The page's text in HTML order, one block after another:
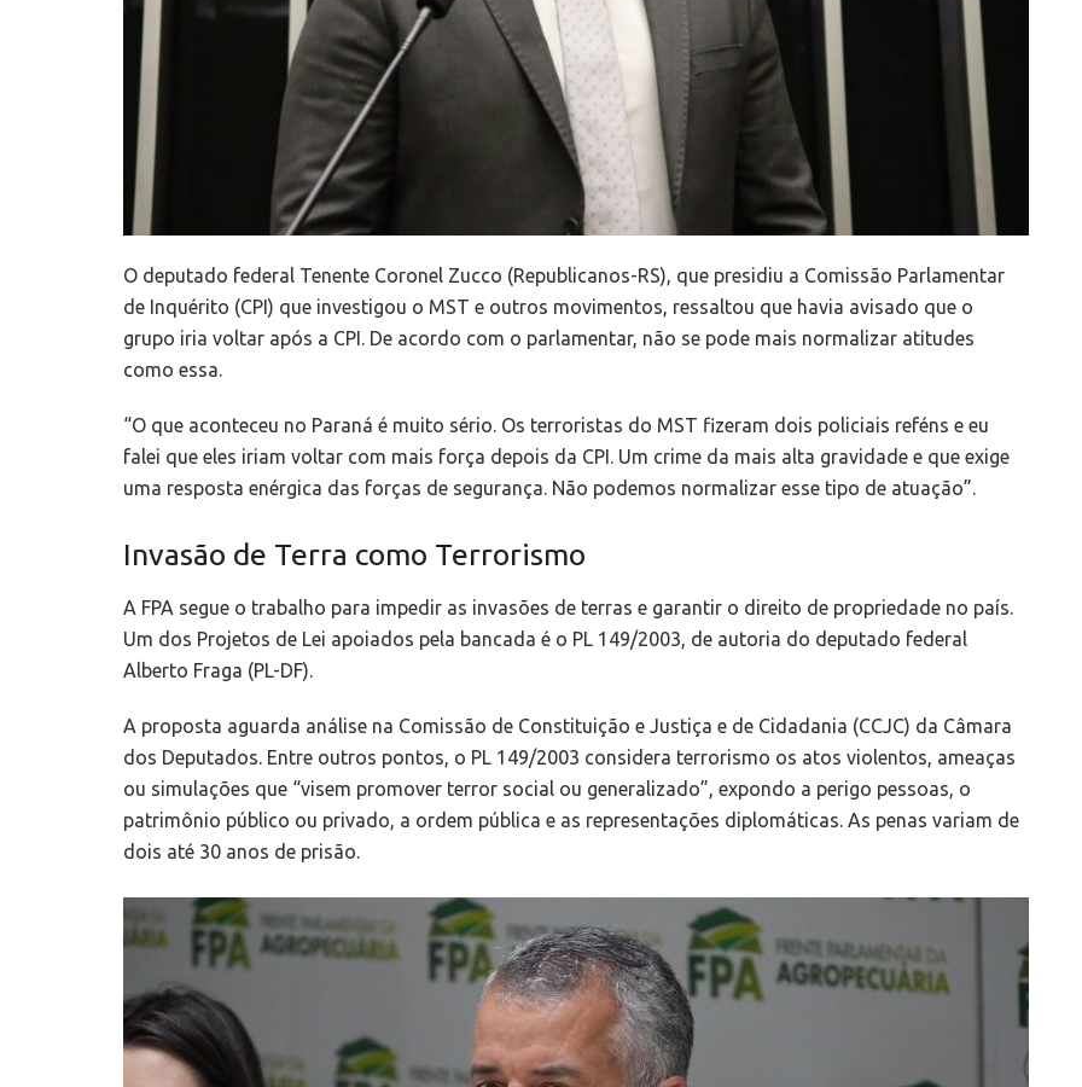
O deputado federal Tenente Coronel Zucco (Republicanos-RS), que presidiu a Comissão Parlamentar
de Inquérito (CPI) que investigou o MST e outros movimentos, ressaltou que havia avisado que o
grupo iria voltar após a CPI. De acordo com o parlamentar, não se pode mais normalizar atitudes
como essa.
“O que aconteceu no Paraná é muito sério. Os terroristas do MST fizeram dois policiais reféns e eu
falei que eles iriam voltar com mais força depois da CPI. Um crime da mais alta gravidade e que exige
uma resposta enérgica das forças de segurança. Não podemos normalizar esse tipo de atuação”.
Invasão de Terra como Terrorismo
A FPA segue o trabalho para impedir as invasões de terras e garantir o direito de propriedade no país.
Um dos Projetos de Lei apoiados pela bancada é o PL 149/2003, de autoria do deputado federal
Alberto Fraga (PL-DF).
A proposta aguarda análise na Comissão de Constituição e Justiça e de Cidadania (CCJC) da Câmara
dos Deputados. Entre outros pontos, o PL 149/2003 considera terrorismo os atos violentos, ameaças
ou simulações que “visem promover terror social ou generalizado”, expondo a perigo pessoas, o
patrimônio público ou privado, a ordem pública e as representações diplomáticas. As penas variam de
dois até 30 anos de prisão.